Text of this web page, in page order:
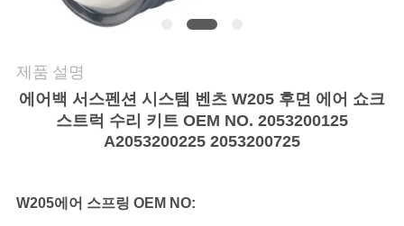
청
제품 설명
에어백 서스펜션 시스템 벤츠 W205 후면 에어 쇼크
스트럭 수리 키트 OEM NO. 2053200125
A2053200225 2053200725
W205에어 스프링 OEM NO: